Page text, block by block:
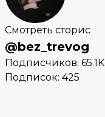
Смотреть сторис
@bez_trevog
Подписчиков: 65.1K
Подписок: 425